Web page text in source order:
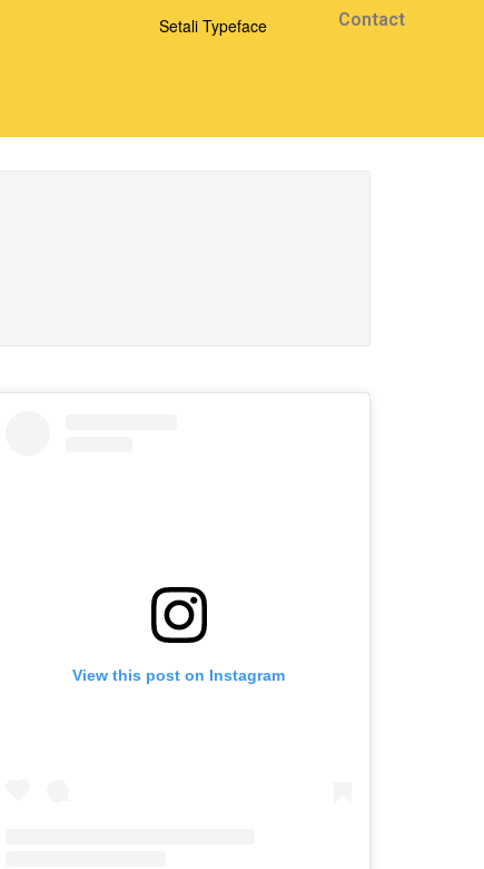
Contact
View this post on Instagram